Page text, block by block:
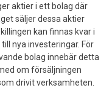
aktier i ett bolag där
säljer dessa aktier
kan finnas kvar i
nya investeringar. För
bolag innebär detta
om försäljningen
drivit verksamheten.